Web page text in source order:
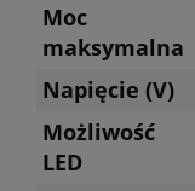
Moc
maksymalna
Napięcie (V)
Możliwość
LED